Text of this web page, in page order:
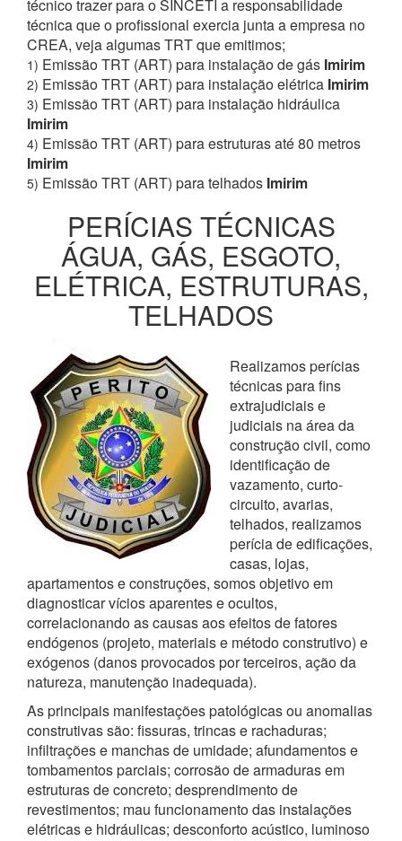
técnico trazer para o SINCETI a responsabilidade
técnica que o profissional exercia junta a empresa no
CREA, veja algumas TRT que emitimos;
1) Emissão TRT (ART) para instalação de gás Imirim
2) Emissão TRT (ART) para instalação elétrica Imirim
3) Emissão TRT (ART) para instalação hidráulica
Imirim
4) Emissão TRT (ART) para estruturas até 80 metros
Imirim
5) Emissão TRT (ART) para telhados Imirim
PERÍCIAS TÉCNICAS
ÁGUA, GÁS, ESGOTO,
ELÉTRICA, ESTRUTURAS,
TELHADOS
Realizamos perícias
técnicas para fins
extrajudiciais e
judiciais na área da
construção civil, como
identificação de
vazamento, curto-
circuito, avarias,
telhados, realizamos
perícia de edificações,
casas, lojas,
apartamentos e construções, somos objetivo em
diagnosticar vícios aparentes e ocultos,
correlacionando as causas aos efeitos de fatores
endógenos (projeto, materiais e método construtivo) e
exógenos (danos provocados por terceiros, ação da
natureza, manutenção inadequada).
As principais manifestações patológicas ou anomalias
construtivas são: fissuras, trincas e rachaduras;
infiltrações e manchas de umidade; afundamentos e
tombamentos parciais; corrosão de armaduras em
estruturas de concreto; desprendimento de
revestimentos; mau funcionamento das instalações
elétricas e hidráulicas; desconforto acústico, luminoso